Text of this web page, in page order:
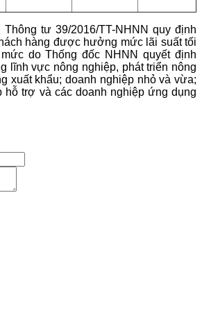
tư 39/2016/TT-NHNN quy định
hàng được hưởng mức lãi suất tối
do Thống đốc NHNN quyết định
lĩnh vực nông nghiệp, phát triển nông
xuất khẩu; doanh nghiệp nhỏ và vừa;
hỗ trợ và các doanh nghiệp ứng dụng